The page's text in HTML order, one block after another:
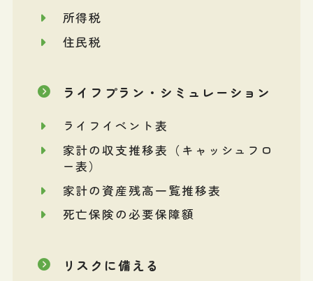
所得税
住民税
ライフプラン・シミュレーション
ライフイベント表
家計の収支推移表（キャッシュフロ
ー表）
家計の資産残高一覧推移表
死亡保険の必要保障額
リスクに備える